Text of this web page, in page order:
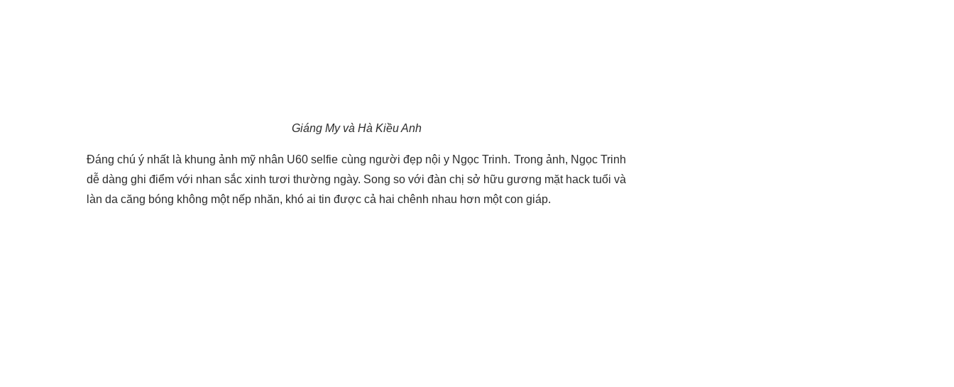
Giáng My và Hà Kiều Anh
Đáng chú ý nhất là khung ảnh mỹ nhân U60 selfie cùng người đẹp nội y Ngọc Trinh. Trong ảnh, Ngọc Trinh
dễ dàng ghi điểm với nhan sắc xinh tươi thường ngày. Song so với đàn chị sở hữu gương mặt hack tuổi và
làn da căng bóng không một nếp nhăn, khó ai tin được cả hai chênh nhau hơn một con giáp.